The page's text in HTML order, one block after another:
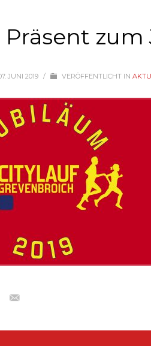
Präsent
JUNI 2019 / VERÖFFENTLICHT IN